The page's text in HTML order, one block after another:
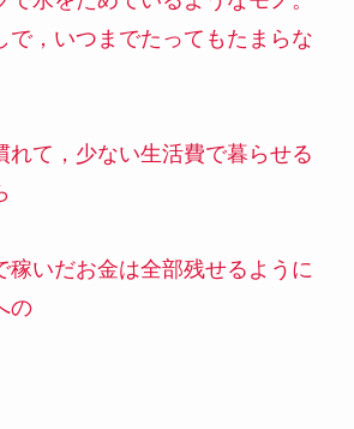
で，いつまでたってもたまらな
れて，少ない生活費で暮らせる
稼いだお金は全部残せるように
の